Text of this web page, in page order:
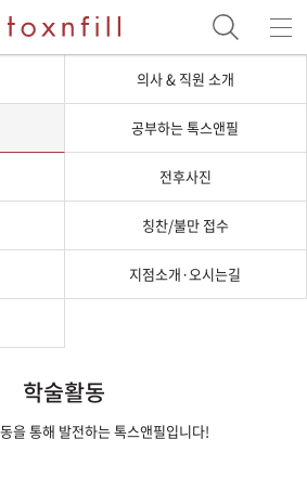
의사 & 직원 소개
공부하는 톡스앤필
전후사진
칭찬/불만 접수
지점소개·오시는길
학술활동
을 통해 발전하는 톡스앤필입니다!